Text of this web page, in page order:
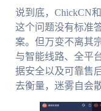
说到底，ChickCN
这个问题没有标准
案。但万变不离其
与智能线路、全平
据安全以及可靠售
去衡量，迷雾自会